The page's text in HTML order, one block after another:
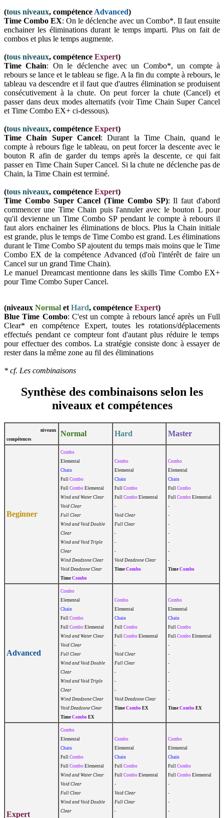
(tous niveaux, compétence Advanced)
Time Combo EX: On le déclenche avec un Combo*. Il faut ensuite
enchainer les éliminations durant le temps imparti. Plus on fait de
combos et plus le temps augmente.
(tous niveaux, compétence Expert)
Time Chain: On le déclenche avec un Combo*, un compte à
rebours se lance et le tableau se fige. A la fin du compte à rebours, le
tableau va descendre et il faut que d'autres élimination se produisent
consécutivement à la chute. On peut forcer la chute (Cancel) et
passer dans deux modes alternatifs (voir Time Chain Super Cancel
et Time Combo EX+ ci-dessous).
(tous niveaux, compétence Expert)
Time Chain Super Cancel: Durant la Time Chain, quand le
compte à rebours fige le tableau, on peut forcer la descente avec le
bouton R afin de garder du temps après la descente, ce qui fait
passer en Time Chain Super Cancel. Si la chute ne déclenche pas de
Chain, la Time Chain est terminé.
(tous niveaux, compétence Expert)
Time Combo Super Cancel (Time Combo SP):Il faut d'abord
commencer une Time Chain puis l'annuleravec le bouton Lpour
qu'il devienne un Time Combo SP pendant le compte à rebours il
faut alors enchainer les éliminations de blocs. Plus la Chain initiale
est grande, plus le temps de Time Combo est grand. Les éliminations
durant le Time Combo SP ajoutent du temps mais moins que le Time
Combo EX de la compétence Advanced (d'où l'intérêt de faire un
Cancel sur un grand Time Chain).
Le manuel Dreamcast mentionne dans les skillsTime ComboEX+
pourTime Combo Super Cancel.
(niveaux Normal et Hard, compétence Expert)
Blue Time Combo: C'est un compte à rebours lancé après un Full
Clear* en compétence Expert, toutes les rotations/déplacements
effectués pendant ce compteur font d'autant plus réduire le temps
pour effectuer des combos. La stratégie consiste donc à essayer de
rester dans la même zone au fil des éliminations
* cf. Les combinaisons
Synthèse des combinaisons selon les
niveaux et compétences
niveaux
compétences
Normal Hard Master
Beginner
Combo
Elemental
Chain
Full Combo
Full Combo Elemental
Wind and Water Clear
Void Clear
Full Clear
Wind and Void Double
Clear
Wind and Void Triple
Clear
Wind Deadzone Clear
Void Deadzone Clear
Time Combo
Combo
Elemental
Chain
Full Combo
Full Combo Elemental
-
Void Clear
Full Clear
-
-
-
Void Deadzone Clear
Time Combo
Combo
Elemental
Chain
Full Combo
Full Combo Elemental
-
-
-
-
-
-
-
Time Combo
Advanced
Combo
Elemental
Chain
Full Combo
Full Combo Elemental
Wind and Water Clear
Void Clear
Full Clear
Wind and Void Double
Clear
Wind and Void Triple
Clear
Wind Deadzone Clear
Void Deadzone Clear
Time Combo EX
Combo
Elemental
Chain
Full Combo
Full Combo Elemental
-
Void Clear
Full Clear
-
-
-
Void Deadzone Clear
Time Combo EX
Combo
Elemental
Chain
Full Combo
Full Combo Elemental
-
-
-
-
-
-
-
Time Combo EX
Expert
Combo
Elemental
Chain
Full Combo
Full Combo Elemental
Wind and Water Clear
Void Clear
Full Clear
Wind and Void Double
Clear
Combo
Elemental
Chain
Full Combo
Full Combo Elemental
-
Void Clear
Full Clear
-
Combo
Elemental
Chain
Full Combo
Full Combo Elemental
-
-
-
-